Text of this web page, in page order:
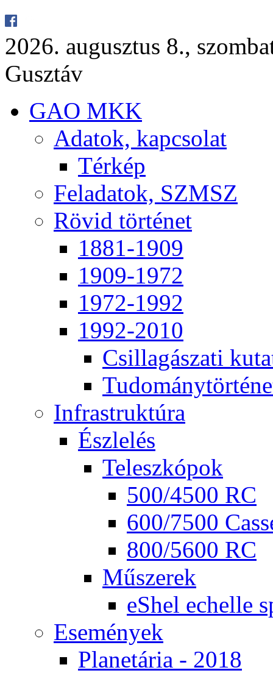
2026. au­gusz­tus 8.,
Gusz­táv
GAO MKK
Ada­tok, kap­cso­lat
Tér­kép
Fel­ada­tok, SZMSZ
Rö­vid tör­té­net
1881-1909
1909-1972
1972-1992
1992-2010
Csil­la­gá­sza­ti
Inf­ra­struk­tú­ra
Ész­le­lés
Te­lesz­kó­pok
500/4500 RC
600/7500
800/5600 RC
Mű­sze­rek
eS­hel echel­le
Ese­mé­nyek
Pla­ne­tá­ria - 2018